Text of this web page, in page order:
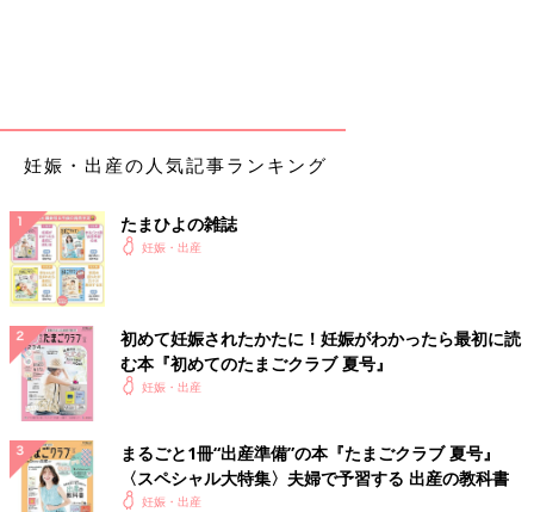
妊娠・出産の人気記事ランキング
たまひよの雑誌
妊娠・出産
初めて妊娠されたかたに！妊娠がわかったら最初に読
む本『初めてのたまごクラブ 夏号』
妊娠・出産
まるごと1冊“出産準備”の本『たまごクラブ 夏号』
〈スペシャル大特集〉夫婦で予習する 出産の教科書
妊娠・出産